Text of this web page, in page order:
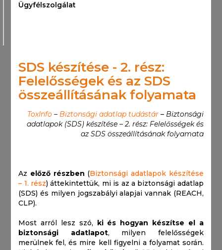
Ügyfélszolgálat
SDS készítése - 2. rész:
Felelősségek és az SDS
összeállításának folyamata
ToxInfo– Biztonsági adatlap tudástár– Biztonsági
adatlapok (SDS) készítése – 2. rész: Felelősségek és
az SDS összeállításának folyamata
Az előző részben (Biztonsági adatlapok készítése
– 1. rész) áttekintettük, mi is az a biztonsági adatlap
(SDS) és milyen jogszabályi alapjai vannak (REACH,
CLP).
Most arról lesz szó,
ki és hogyan készítse el a
biztonsági adatlapot, milyen felelősségek
merülnek fel, és mire kell figyelni a folyamat során.